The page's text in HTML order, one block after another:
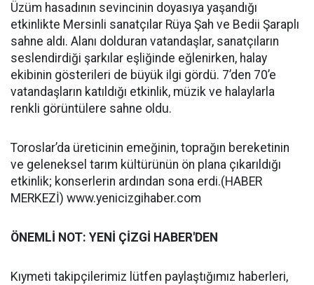
Üzüm hasadının sevincinin doyasıya yaşandığı
etkinlikte Mersinli sanatçılar Rüya Şah ve Bedii Şaraplı
sahne aldı. Alanı dolduran vatandaşlar, sanatçıların
seslendirdiği şarkılar eşliğinde eğlenirken, halay
ekibinin gösterileri de büyük ilgi gördü. 7’den 70’e
vatandaşların katıldığı etkinlik, müzik ve halaylarla
renkli görüntülere sahne oldu.
Toroslar’da üreticinin emeğinin, toprağın bereketinin
ve geleneksel tarım kültürünün ön plana çıkarıldığı
etkinlik; konserlerin ardından sona erdi.(HABER
MERKEZİ) www.yenicizgihaber.com
ÖNEMLİ NOT: YENİ ÇİZGİ HABER'DEN
Kıymeti takipçilerimiz lütfen paylaştığımız haberleri,